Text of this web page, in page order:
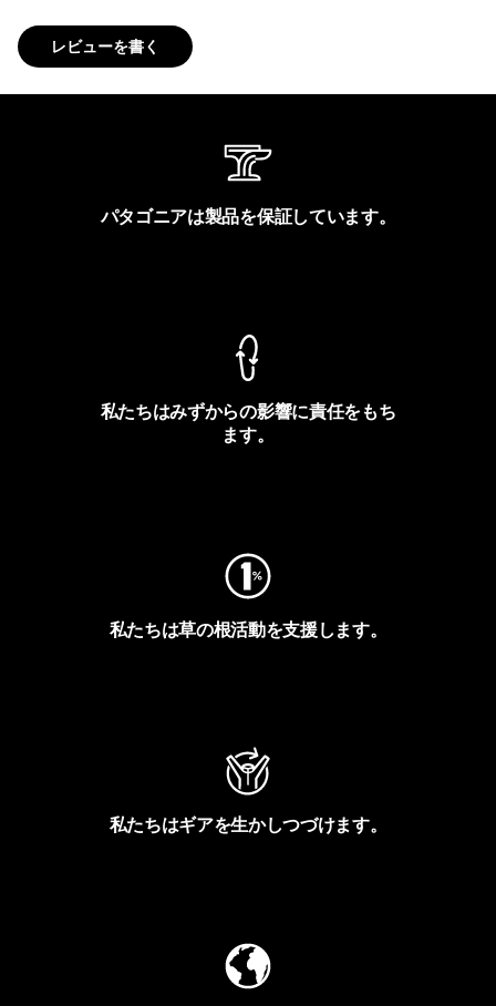
レビューを書く
パタゴニアは製品を保証しています。
私たちはみずからの影響に責任をもち
ます。
私たちは草の根活動を支援します。
私たちはギアを生かしつづけます。